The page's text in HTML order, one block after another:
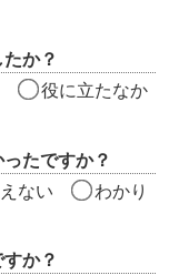
か？
役に立たなか
たですか？
ない
わかり
か？